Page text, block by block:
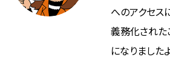
へのアクセス
義務化された
になりました